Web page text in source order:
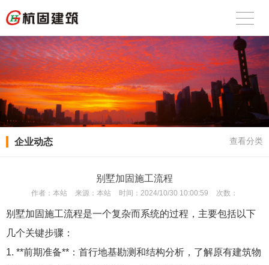
企业动态 查看分类
别墅加固施工流程
作者： 本站 来源： 本站 时间： 2024/10/30 10:00:59 次数：
别墅加固施工流程是一个复杂而系统的过程，主要包括以下
几个关键步骤：
1. **前期准备**：首行地基勘测和结构分析，了解原有建筑物